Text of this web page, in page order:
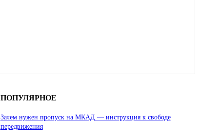
ПОПУЛЯРНОЕ
Зачем нужен пропуск на МКАД — инструкция к свободе
передвижения